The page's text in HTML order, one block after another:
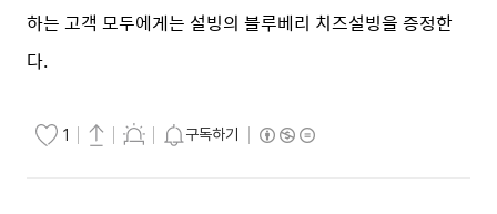
하는 고객 모두에게는 설빙의 블루베리 치즈설빙을 증정한
다.
1 구독하기